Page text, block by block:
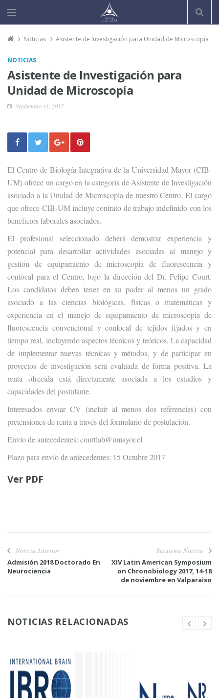
Noticias Asistente de Investigación para Unidad de Microscopía
NOTICIAS
Asistente de Investigación para
Unidad de Microscopía
Septiembre 11, 2017
El Centro de Biología Integrativa de la Universidad Mayor (CIB-
UM) ofrece un cargo en la categoría de Asistente de Investigación
asociado a la Unidad de Microscopía de nuestro Centro. El cargo
que ofrece CIB-UM incluye contrato de trabajo indefinido con los
beneficios laborales asociados.
El profesional seleccionado deberá demostrar experiencia y
potencial para desarrollar actividades asociadas al manejo y
gestión de equipamiento de microscopia de fluorescencia y
confocal para el Centro, bajo la dirección del Dr. Felipe Court.
Los candidatos deben tener en su poder al menos un grado
asociado a las ciencias biológicas, físicas o matemáticas y
experiencia en el manejo de equipamiento de microscopia de
fluorescencia convencional y confocal de tejidos fijados y en
tiempo real, incluyendo aspectos técnicos y teóricos. La capacidad
de implementar nuevas técnicas y métodos, y de participar en
proyectos de investigación será evaluada de forma positiva. La
renta ofrecida está directamente asociada a los estudios y
capacidades del postulante.
Interesados enviar CV (incluir al menos dos referencias) con
pretensiones de renta a través del formulario de postulación.
Envío de antecedentes: courtlab@umayor.cl
Plazo para envío de antecedentes: 15 Octubre 2017
Ver PDF
Noticia Anterior
Admisión 2018 Doctorado En
Neurociencia
Siguiente Noticia
XIV Latin American Symposium
on Chronobiology 2017, 14-18
de noviembre en Valparaiso
NOTICIAS RELACIONADAS